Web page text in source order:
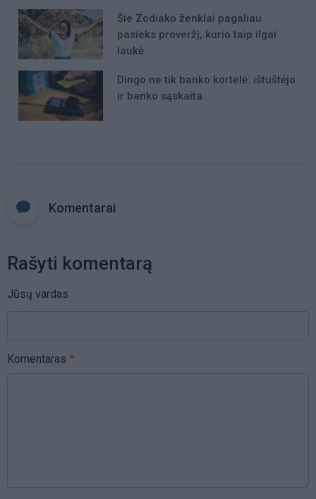
Šie Zodiako ženklai pagaliau
pasieks proveržį, kurio taip ilgai
laukė
Dingo ne tik banko kortelė: ištuštėjo
ir banko sąskaita
Komentarai
Rašyti komentarą
Jūsų vardas
Komentaras